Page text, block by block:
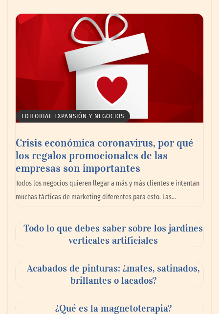
pisos deportivos para gimnasios en México
La llanta más cara puede ser la que menos
cuesta: Michelin lo demuestra ante notario
público
Paso a paso: ¿cómo prepararse para la
transición a la jornada de 40 horas? Guía
EDITORIAL EXPANSIÓN Y NEGOCIOS
Crisis económica coronavirus, por qué
los regalos promocionales de las
empresas son importantes
Todos los negocios quieren llegar a más y más clientes e intentan
muchas tácticas de marketing diferentes para esto. Las…
Todo lo que debes saber sobre los jardines
verticales artificiales
Acabados de pinturas: ¿mates, satinados,
brillantes o lacados?
¿Qué es la magnetoterapia?